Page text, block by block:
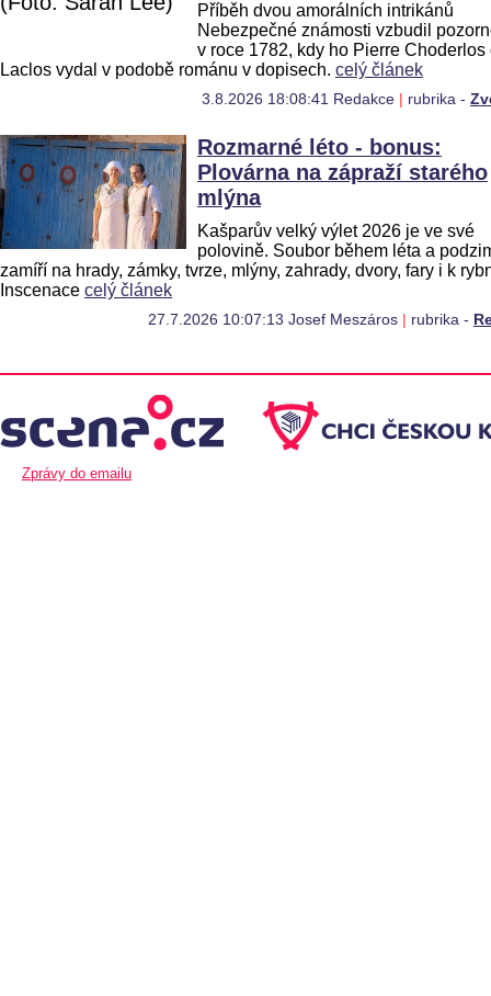
Příběh dvou amorálních intrikánů
Nebezpečné známosti vzbudil
v roce 1782, kdy ho Pierre Choderlos
Laclos vydal v podobě románu v dopisech. celý článek
3.8.2026 18:08:41 Redakce rubrika -
Rozmarné léto - bonus:
Plovárna na zápraží starého
mlýna
Kašparův velký výlet 2026 je ve své
polovině. Soubor během léta a
zamíří na hrady, zámky, tvrze, mlýny, zahrady, dvory, fary i k
Inscenace celý článek
27.7.2026 10:07:13 Josef Meszáros rubrika -
Zprávy do emailu